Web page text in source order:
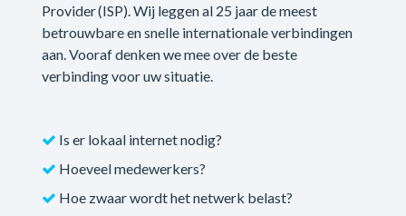
Provider (ISP). Wij leggen al 25 jaar de meest
betrouwbare en snelle internationale verbindingen
aan. Vooraf denken we mee over de beste
verbinding voor uw situatie.
Is er lokaal internet nodig?
Hoeveel medewerkers?
Hoe zwaar wordt het netwerk belast?